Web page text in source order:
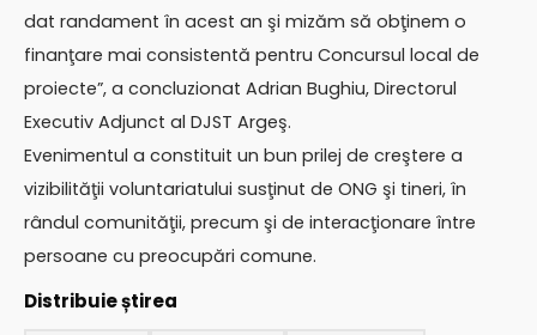
dat randament în acest an şi mizăm să obţinem o
finanţare mai consistentă pentru Concursul local de
proiecte”, a concluzionat Adrian Bughiu, Directorul
Executiv Adjunct al DJST Argeş.
Evenimentul a constituit un bun prilej de creştere a
vizibilităţii voluntariatului susţinut de ONG şi tineri, în
rândul comunităţii, precum şi de interacţionare între
persoane cu preocupări comune.
Distribuie știrea